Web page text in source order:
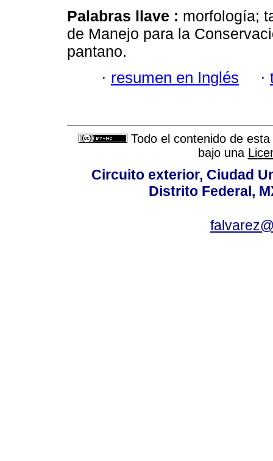
Palabras llave : morfología;
de Manejo para la
pantano.
· resumen en Inglés ·
Todo el contenido de
bajo una
Circuito exterior, Ciudad
Distrito Federal,